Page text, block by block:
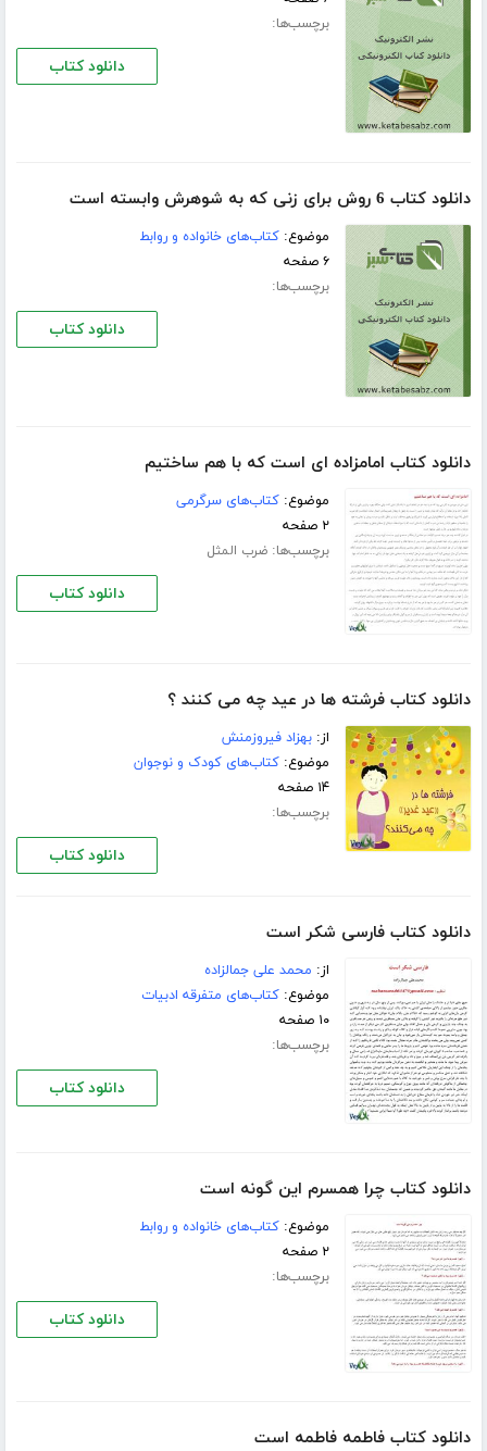
برچسب‌ها:
دانلود کتاب
دانلود کتاب 6 روش برای زنی که به شوهرش وابسته است
موضوع:کتاب‌های خانواده و روابط
۶ صفحه
برچسب‌ها:
دانلود کتاب
دانلود کتاب امامزاده ای است که با هم ساختیم
موضوع:کتاب‌های سرگرمی
۲ صفحه
برچسب‌ها:ضرب المثل
دانلود کتاب
دانلود کتاب فرشته ها در عید چه می کنند ؟
از:بهزاد فیروزمنش
موضوع:کتاب‌های کودک و نوجوان
۱۴ صفحه
برچسب‌ها:
دانلود کتاب
دانلود کتاب فارسی شکر است
از: محمد علی جمالزاده
موضوع:کتاب‌های متفرقه ادبیات
۱۰ صفحه
برچسب‌ها:
دانلود کتاب
دانلود کتاب چرا همسرم این گونه است
موضوع:کتاب‌های خانواده و روابط
۲ صفحه
برچسب‌ها:
دانلود کتاب
دانلود کتاب فاطمه فاطمه است